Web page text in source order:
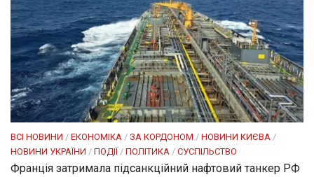
ВСІ НОВИНИ / ЕКОНОМІКА / ЗА КОРДОНОМ / НОВИНИ КИЄВА /
НОВИНИ УКРАЇНИ / ПОДІЇ / ПОЛІТИКА / СУСПІЛЬСТВО
Франція затримала підсанкційний нафтовий танкер РФ